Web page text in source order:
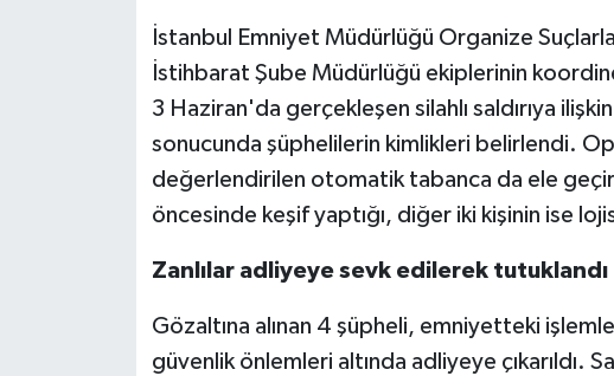
İstanbul Emniyet Müdürlüğü Organize
İstihbarat Şube Müdürlüğü ekiplerinin
3 Haziran'da gerçekleşen silahlı saldırıya
sonucunda şüphelilerin kimlikleri belirlendi.
değerlendirilen otomatik tabanca da ele
öncesinde keşif yaptığı, diğer iki kişinin ise
Zanlılar adliyeye sevk edilerek tutuklandı
Gözaltına alınan 4 şüpheli, emniyetteki
güvenlik önlemleri altında adliyeye çıkarıldı.